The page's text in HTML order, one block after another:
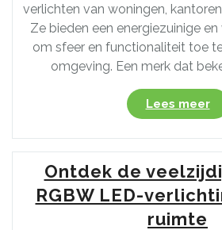
verlichten van woningen,
Ze bieden een energiezuinige
om sfeer en functionaliteit toe
omgeving. Een merk dat
Lees meer
Ontdek de
RGBW LED-
ruimte